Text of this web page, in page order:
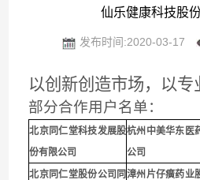
仙乐健康科技股
发布时间:2020-03-17
以创新创造市场，以专
部分合作用户名单：
北京同仁堂科技发展股
份有限公司
杭州中美华东医
公司
北京同仁堂股份公司同 漳州片仔癀药业